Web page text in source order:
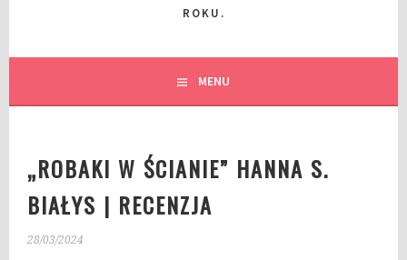
ROKU.
MENU
„ROBAKI W ŚCIANIE” HANNA S.
BIAŁYS | RECENZJA
28/03/2024